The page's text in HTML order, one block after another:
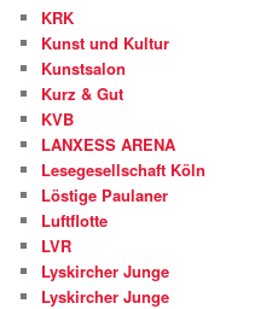
KRK
Kunst und Kultur
Kunstsalon
Kurz & Gut
KVB
LANXESS ARENA
Lesegesellschaft Köln
Löstige Paulaner
Luftflotte
LVR
Lyskircher Junge
Lyskircher Junge